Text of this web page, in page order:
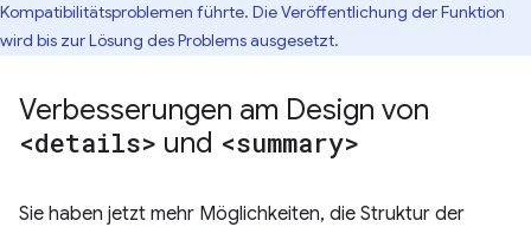
Kompatibilitätsproblemen führte. Die Veröffentlichung der Funktion
wird bis zur Lösung des Problems ausgesetzt.
Verbesserungen am Design von
<details> und <summary>
Sie haben jetzt mehr Möglichkeiten, die Struktur der